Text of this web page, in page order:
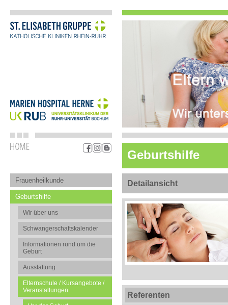
Geburtshilfe
Frauenheilkunde
Geburtshilfe
Wir über uns
Schwangerschaftskalender
Informationen rund um die
Geburt
Ausstattung
Elternschule / Kursangebote /
Veranstaltungen
Detailansicht
Referenten